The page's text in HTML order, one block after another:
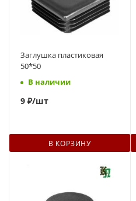
Заглушка пластиковая
50*50
В наличии
9 ₽/шт
В КОРЗИНУ